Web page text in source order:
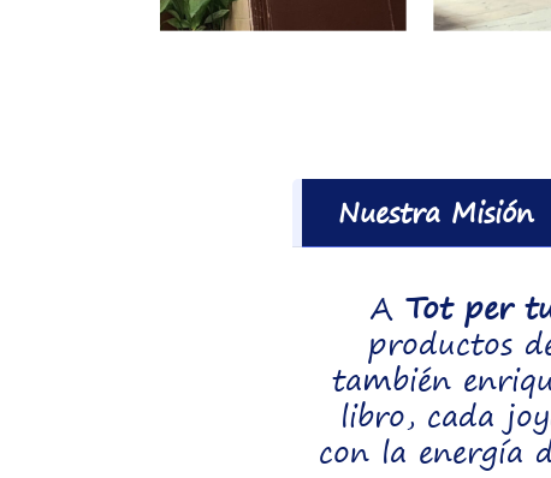
Nuestra Misión
A Tot per
productos
también
libro, cada
con la energía